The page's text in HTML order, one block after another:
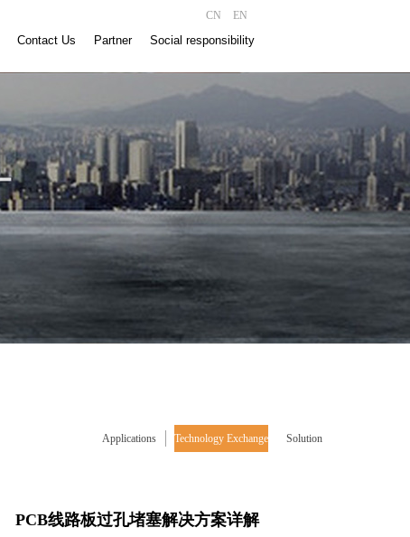
CN EN
Contact Us Partner Social responsibility
Applications Technology Exchange Solution
PCB线路板过孔堵塞解决方案详解